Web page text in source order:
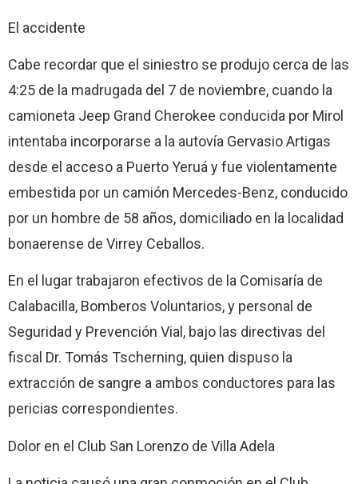
El accidente
Cabe recordar que el siniestro se produjo cerca de las
4:25 de la madrugada del 7 de noviembre, cuando la
camioneta Jeep Grand Cherokee conducida por Mirol
intentaba incorporarse a la autovía Gervasio Artigas
desde el acceso a Puerto Yeruá y fue violentamente
embestida por un camión Mercedes-Benz, conducido
por un hombre de 58 años, domiciliado en la localidad
bonaerense de Virrey Ceballos.
En el lugar trabajaron efectivos de la Comisaría de
Calabacilla, Bomberos Voluntarios, y personal de
Seguridad y Prevención Vial, bajo las directivas del
fiscal Dr. Tomás Tscherning, quien dispuso la
extracción de sangre a ambos conductores para las
pericias correspondientes.
Dolor en el Club San Lorenzo de Villa Adela